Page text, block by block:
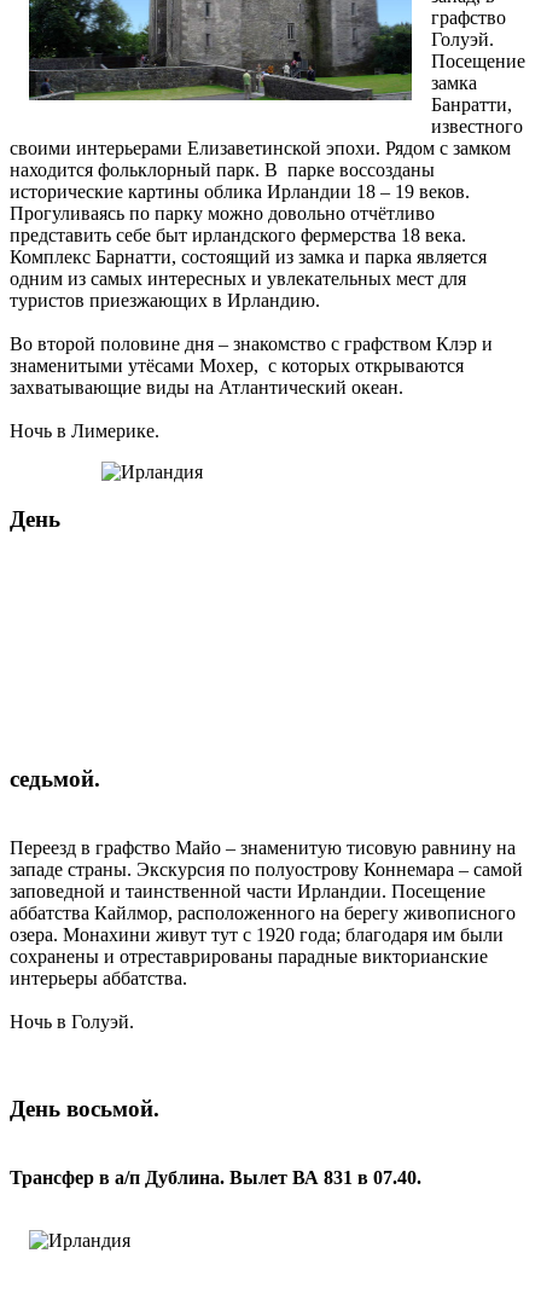
графство
Голуэй.
Посещение
замка
Банратти,
известного
своими интерьерами Елизаветинской эпохи. Рядом с замком
находится фольклорный парк. В парке воссозданы
исторические картины облика Ирландии 18 – 19 веков.
Прогуливаясь по парку можно довольно отчётливо
представить себе быт ирландского фермерства 18 века.
Комплекс Барнатти, состоящий из замка и парка является
одним из самых интересных и увлекательных мест для
туристов приезжающих в Ирландию.
Во второй половине дня – знакомство с графством Клэр и
знаменитыми утёсами Мохер, с которых открываются
захватывающие виды на Атлантический океан.
Ночь в Лимерике.
День
седьмой.
Переезд в графство Майо – знаменитую тисовую равнину на
западе страны. Экскурсия по полуострову Коннемара – самой
заповедной и таинственной части Ирландии. Посещение
аббатства Кайлмор, расположенного на берегу живописного
озера. Монахини живут тут с 1920 года; благодаря им были
сохранены и отреставрированы парадные викторианские
интерьеры аббатства.
Ночь в Голуэй.
День восьмой.
Трансфер в а/п Дублина. Вылет ВА 831 в 07.40.